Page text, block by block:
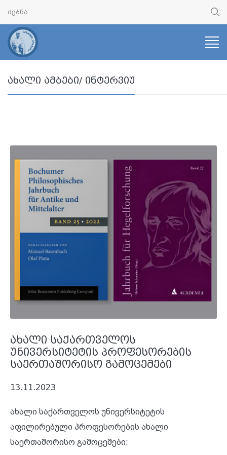
ახალი ამბები/ ინტერვიუ
ახალი საქართველოს
უნივერსიტეტის პროფესორების
საერთაშორისო გამოცემები
13.11.2023
ახალი საქართველოს უნივერსიტეტის
აფილირებული პროფესორების ახალი
საერთაშორისო გამოცემები: